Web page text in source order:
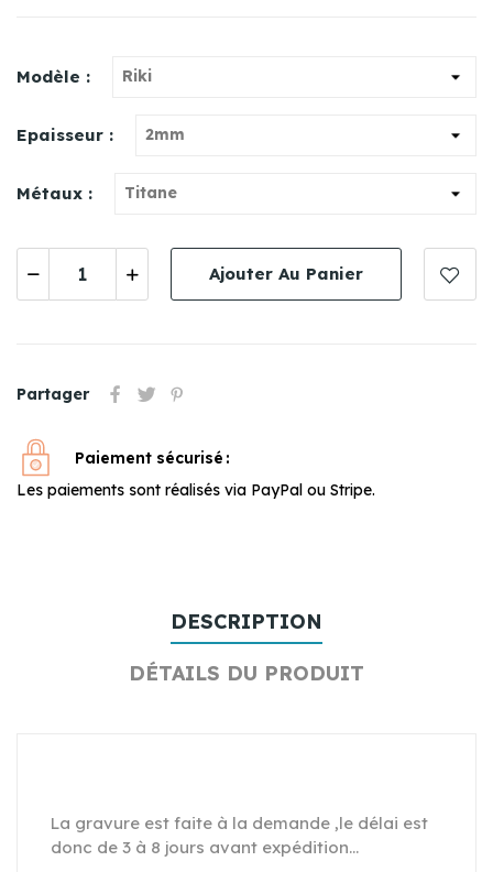
Modèle :
Epaisseur :
Métaux :
Ajouter Au Panier
Partager
Paiement sécurisé
Les paiements sont réalisés via PayPal ou Stripe.
DESCRIPTION
DÉTAILS DU PRODUIT
La gravure est faite à la demande ,le délai est
donc de 3 à 8 jours avant expédition...